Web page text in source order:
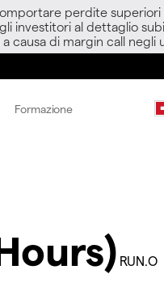
perdite
investitori al dettaglio
causa di margin call negli
Formazione
RUN.O